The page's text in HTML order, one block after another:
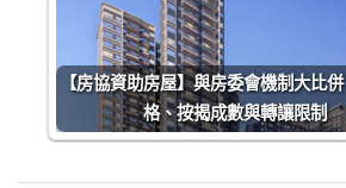
【房協資助房屋】與房委會機制大比
格、按揭成數與轉讓限制